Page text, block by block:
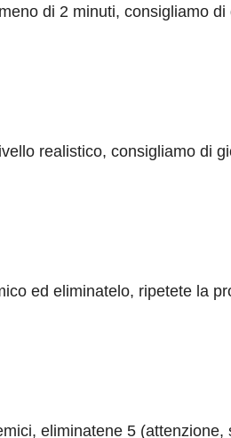
di 2 minuti, consigliamo
realistico, consigliamo di
ed eliminatelo, ripetete la
eliminatene 5 (attenzione,